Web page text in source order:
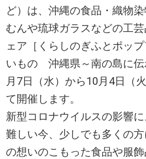
ど）は、沖縄の食品・織物
むんや琉球ガラスなどの工
ェア［くらしのぎふとポッ
いもの 沖縄県～南の島に伝
月7日（水）から10月4日（
て開催します。
新型コロナウイルスの影響
難しい今、少しでも多くの
の想いのこもった食品や服